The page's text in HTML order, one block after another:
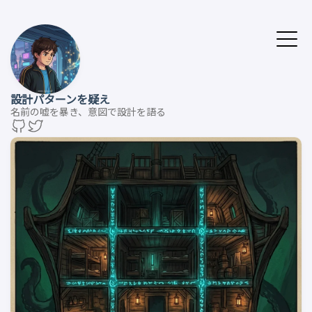
設計パターンを疑え
名前の嘘を暴き、意図で設計を語る